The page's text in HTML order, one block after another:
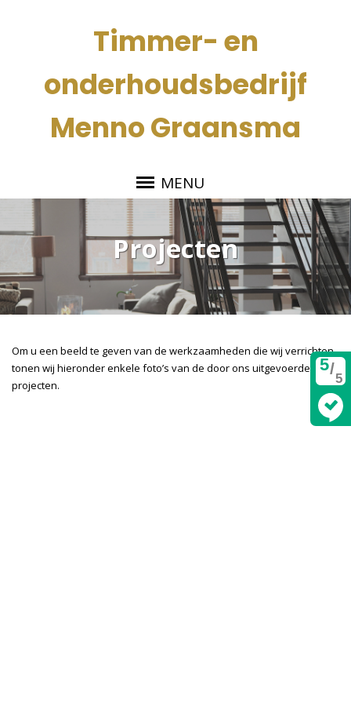
Timmer- en
onderhoudsbedrijf
Menno Graansma
MENU
Projecten
Om u een beeld te geven van de werkzaamheden die wij verrichten,
tonen wij hieronder enkele foto’s van de door ons uitgevoerde
projecten.
5/
5